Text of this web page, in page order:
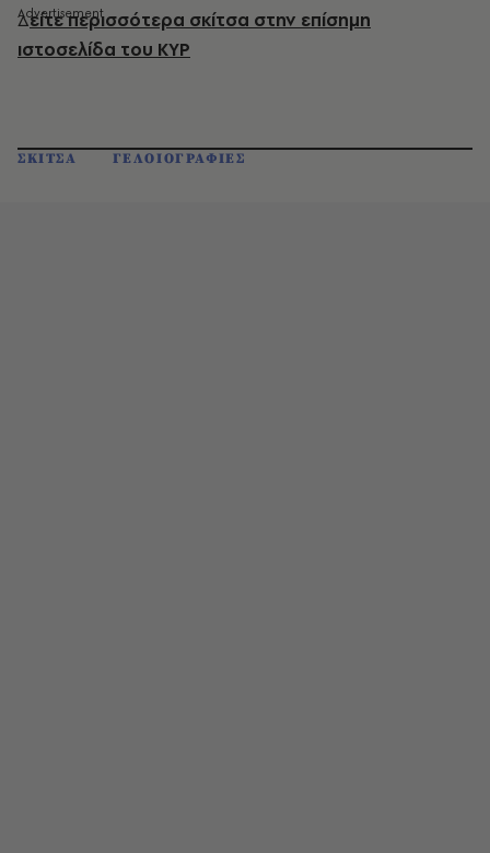
Δείτε περισσότερα σκίτσα στην επίσημη
ιστοσελίδα του ΚΥΡ
ΣΚΙΤΣΑ ΓΕΛΟΙΟΓΡΑΦΙΕΣ